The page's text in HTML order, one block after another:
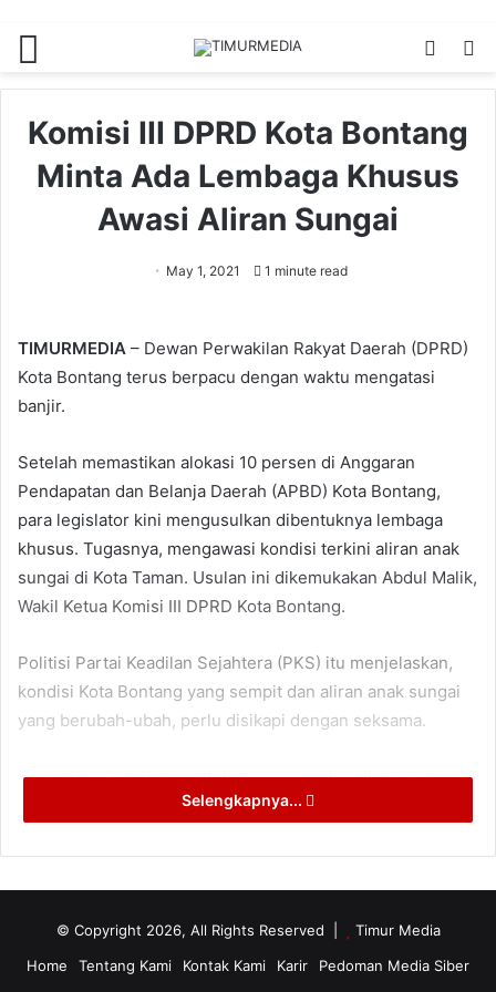
Switch
Komisi III DPRD Kota Bontang
Minta Ada Lembaga Khusus
Awasi Aliran Sungai
May 1, 2021 1 minute read
TIMURMEDIA – Dewan Perwakilan Rakyat Daerah (DPRD)
Kota Bontang terus berpacu dengan waktu mengatasi
banjir.
Setelah memastikan alokasi 10 persen di Anggaran
Pendapatan dan Belanja Daerah (APBD) Kota Bontang,
para legislator kini mengusulkan dibentuknya lembaga
khusus. Tugasnya, mengawasi kondisi terkini aliran anak
sungai di Kota Taman. Usulan ini dikemukakan Abdul Malik,
Wakil Ketua Komisi III DPRD Kota Bontang.
Politisi Partai Keadilan Sejahtera (PKS) itu menjelaskan,
kondisi Kota Bontang yang sempit dan aliran anak sungai
yang berubah-ubah, perlu disikapi dengan seksama.
Usulan lembaga baru untuk mengawasi kondisi terkini
aliran anak sungai, adalah salahsatu opsi untuk
“Kalau ada lembaga khusus yang menangani ni, kinerja
Pemerintah Kota (Pemkot, Red.) Bontang juga akan lebih
Selengkapnya...
© Copyright 2026, All Rights Reserved |
Timur Media
Home
Tentang Kami Kontak Kami Karir Pedoman Media Siber